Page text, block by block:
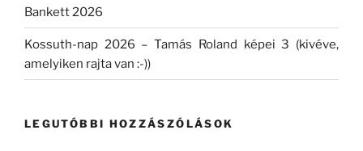
Bankett 2026
Kossuth-nap 2026 – Tamás Roland képei 3 (kivéve,
amelyiken rajta van :-))
LEGUTÓBBI HOZZÁSZÓLÁSOK